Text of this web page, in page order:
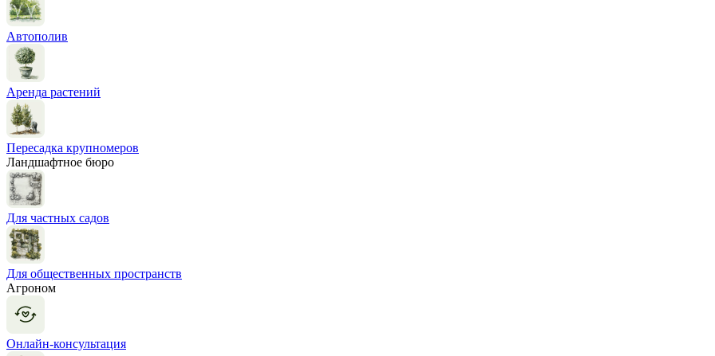
Автополив
Аренда растений
Пересадка крупномеров
Ландшафтное бюро
Для частных садов
Для общественных пространств
Агроном
Онлайн-консультация